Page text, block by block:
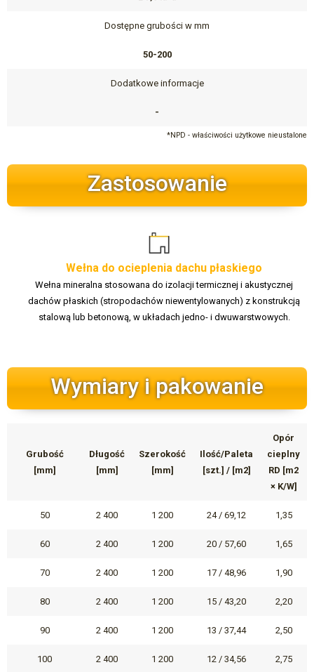
Dostępne grubości w mm
50-200
Dodatkowe informacje
-
*NPD - właściwości użytkowe nieustalone
Zastosowanie
Wełna do ocieplenia dachu płaskiego
Wełna mineralna stosowana do izolacji termicznej i akustycznej
dachów płaskich (stropodachów niewentylowanych) z konstrukcją
stalową lub betonową, w układach jedno- i dwuwarstwowych.
Wymiary i pakowanie
Grubość
[mm]
Długość
[mm]
Szerokość
[mm]
Ilość/Paleta
[szt.] / [m2]
Opór
cieplny
RD [m2
× K/W]
50 2 400 1 200 24 / 69,12 1,35
60 2 400 1 200 20 / 57,60 1,65
70 2 400 1 200 17 / 48,96 1,90
80 2 400 1 200 15 / 43,20 2,20
90 2 400 1 200 13 / 37,44 2,50
100 2 400 1 200 12 / 34,56 2,75